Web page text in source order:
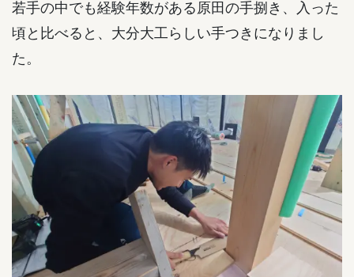
若手の中でも経験年数がある原田の手捌き、入った
頃と比べると、大分大工らしい手つきになりまし
た。